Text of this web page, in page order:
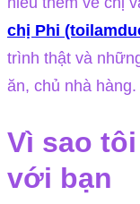
chị Phi
trình thật và
ăn, chủ nhà hàng.
Vì sao
với bạn